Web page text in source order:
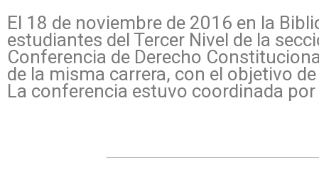
El 18 de noviembre de 2016 en la
estudiantes del Tercer Nivel de la
Conferencia de Derecho
de la misma carrera, con el objetivo
La conferencia estuvo coordinada